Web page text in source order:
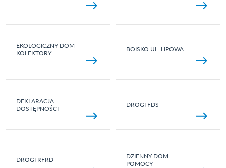
EKOLOGICZNY DOM -
KOLEKTORY
BOISKO UL. LIPOWA
DEKLARACJA
DOSTĘPNOŚCI
DROGI FDS
DROGI RFRD
DZIENNY DOM
POMOCY